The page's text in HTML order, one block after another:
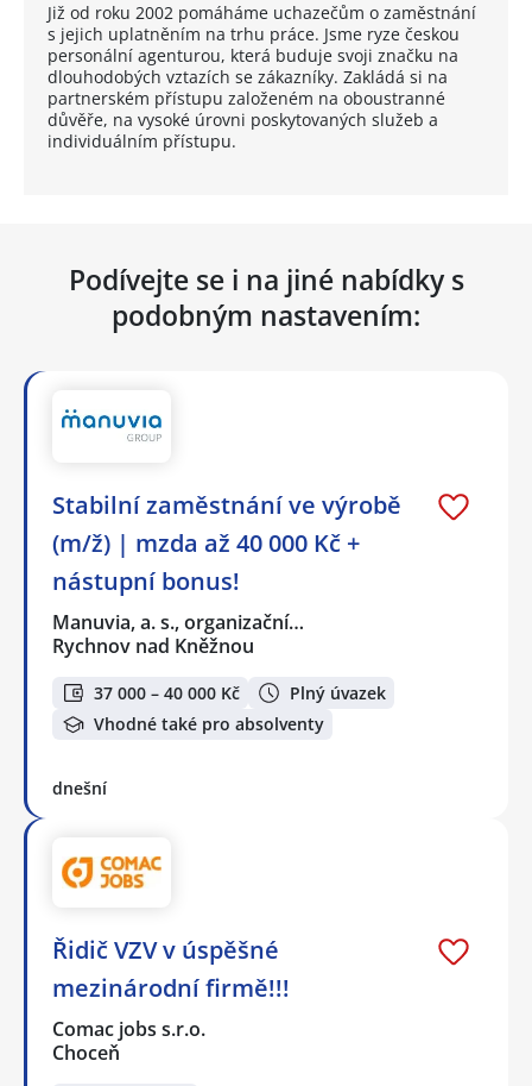
Již od roku 2002 pomáháme uchazečům o zaměstnání
s jejich uplatněním na trhu práce. Jsme ryze českou
personální agenturou, která buduje svoji značku na
dlouhodobých vztazích se zákazníky. Zakládá si na
partnerském přístupu založeném na oboustranné
důvěře, na vysoké úrovni poskytovaných služeb a
individuálním přístupu.
Podívejte se i na jiné nabídky s
podobným nastavením:
Stabilní zaměstnání ve výrobě
(m/ž) | mzda až 40 000 Kč +
nástupní bonus!
Manuvia, a. s., organizační…
Rychnov nad Kněžnou
37 000 – 40 000 Kč
Plný úvazek
Vhodné také pro absolventy
dnešní
Řidič VZV v úspěšné
mezinárodní firmě!!!
Comac jobs s.r.o.
Choceň